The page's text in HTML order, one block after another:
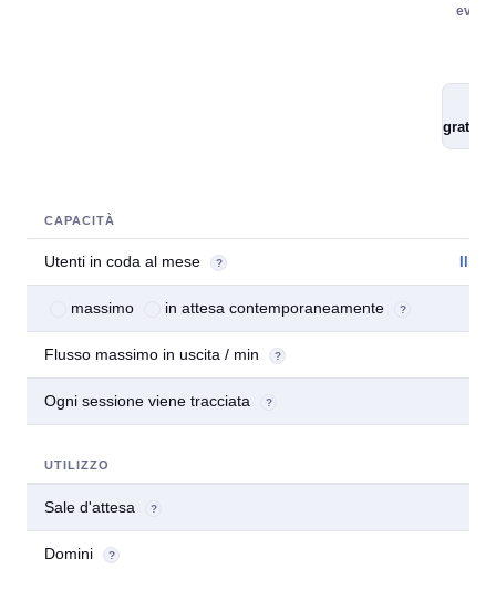
CAPACITÀ
Utenti in coda al mese ?
massimo in attesa contemporaneamente ?
Flusso massimo in uscita / min ?
Ogni sessione viene tracciata ?
UTILIZZO
Sale d'attesa ?
Domini ?